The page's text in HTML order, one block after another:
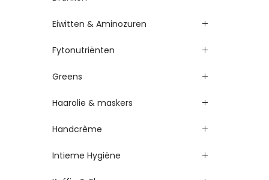
Eiwitten & Aminozuren
Fytonutriënten
Greens
Haarolie & maskers
Handcrème
Intieme Hygiëne